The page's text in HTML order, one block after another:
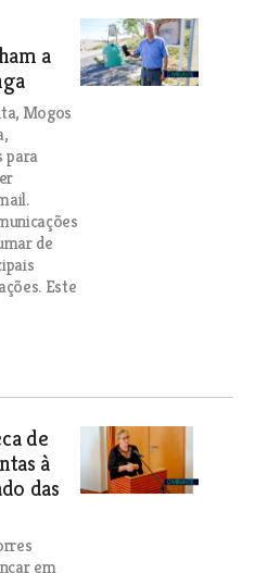
a
Mogos
para
de
Este
de
à
das
em